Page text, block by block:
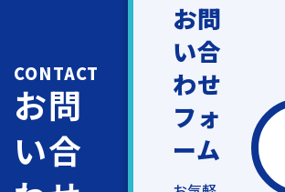
CONTACT
お問
い合
お問
い合
わせ
フォ
ーム